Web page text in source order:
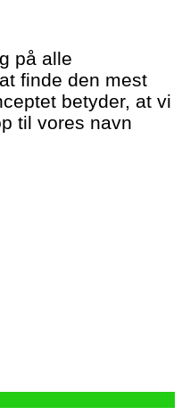
på alle
finde den mest
betyder, at vi
til vores navn